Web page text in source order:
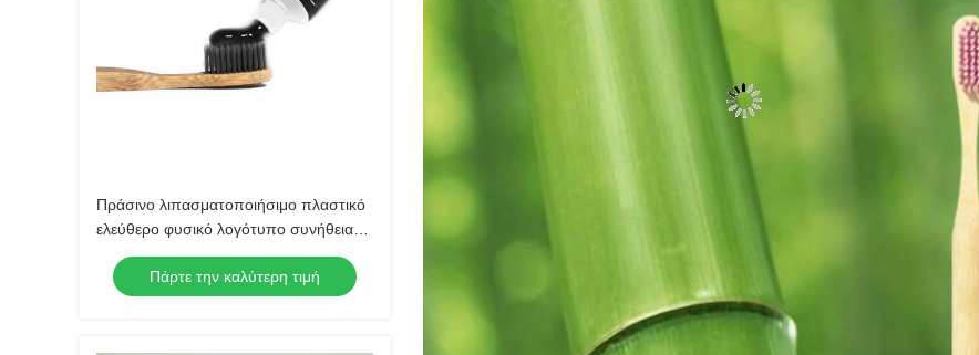
Πράσινο λιπασματοποιήσιμο πλαστικό
ελεύθερο φυσικό λογότυπο συνήθειας
οδοντοβουρτσών ξυλάνθρακα
μπαμπούΠάρτε την καλύτερη τιμή